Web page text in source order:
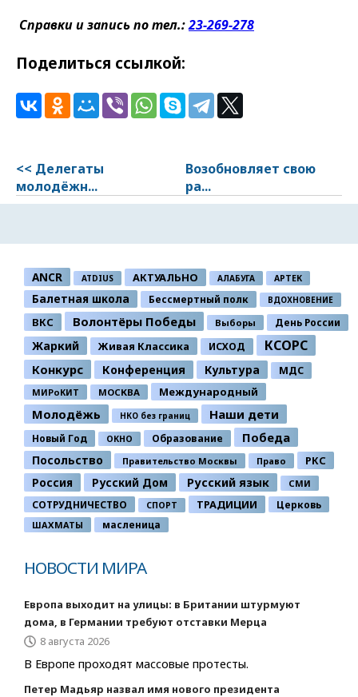
Справки и запись по тел.:23-269-278
Поделиться ссылкой:
<< Делегаты
молодёжн...
Возобновляет свою
ра...
ANCR ATDIUS АКТУАЛЬНО АЛАБУГА АРТЕК
Балетная школа Бессмертный полк ВДОХНОВЕНИЕ
ВКС Волонтёры Победы Выборы День России
Жаркий Живая Классика ИСХОД КСОРС
Конкурс Конференция Культура МДС
МИРоКИТ МОСКВА Международный
Молодёжь НКО без границ Наши дети
Новый Год ОКНО Образование Победа
Посольство Правительство Москвы Право РКС
Россия Русский Дом Русский язык СМИ
СОТРУДНИЧЕСТВО СПОРТ ТРАДИЦИИ Церковь
ШАХМАТЫ масленица
НОВОСТИ МИРА
Европа выходит на улицы: в Британии штурмуют
дома, в Германии требуют отставки Мерца
8 августа 2026
В Европе проходят массовые протесты.
Петер Мадьяр назвал имя нового президента